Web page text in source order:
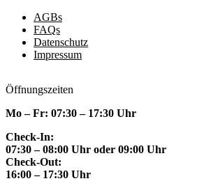
AGBs
FAQs
Datenschutz
Impressum
Öffnungszeiten
Mo – Fr: 07:30 – 17:30 Uhr
Check-In:
07:30 – 08:00 Uhr oder 09:00 Uhr
Check-Out:
16:00 – 17:30 Uhr